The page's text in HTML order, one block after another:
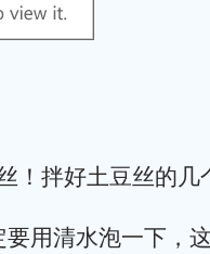
拌好土豆丝的几
用清水泡一下，